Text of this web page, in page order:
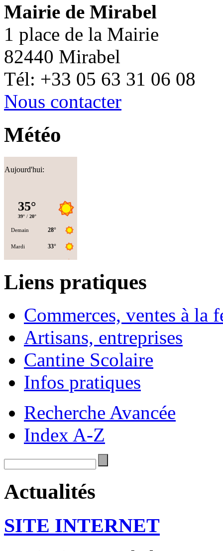
Mairie de Mirabel
1 place de la Mairie
82440 Mirabel
Tél: +33 05 63 31 06 08
Nous contacter
Météo
Aujourd'hui:
Liens pratiques
Commerces, ventes à la
Artisans, entreprises
Cantine Scolaire
Infos pratiques
Recherche Avancée
Index A-Z
Actualités
SITE INTERNET